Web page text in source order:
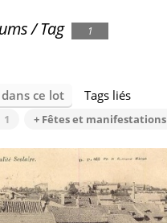
/Tag
1
ce lot Tags liés
1 + Fêtes et manifestations